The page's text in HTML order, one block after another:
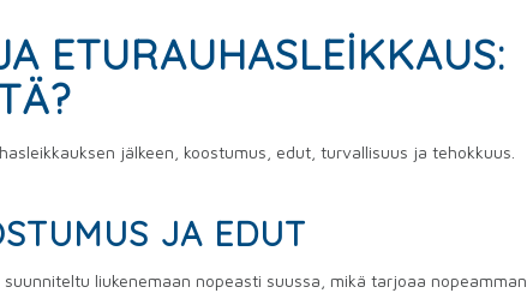
ETURAUHASLEIKKAUS:
jälkeen, koostumus, edut, turvallisuus ja tehokkuus.
JA EDUT
liukenemaan nopeasti suussa, mikä tarjoaa nopeamman